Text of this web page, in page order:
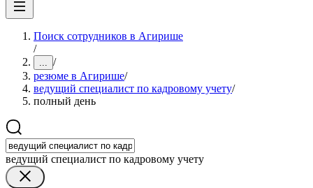
Поиск сотрудников в Агирише
/
... /
резюме в Агирише/
ведущий специалист по кадровому учету/
полный день
ведущий специалист по кадровому учету